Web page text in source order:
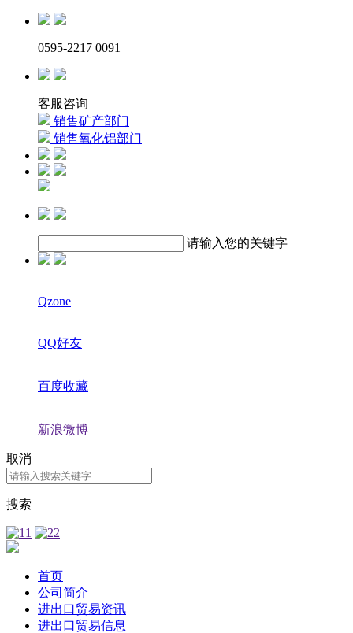
0595-2217 0091
客服咨询
销售矿产部门
销售氧化铝部门
请输入您的关键字
Qzone
QQ好友
百度收藏
新浪微博
取消
搜索
首页
公司简介
进出口贸易资讯
进出口贸易信息